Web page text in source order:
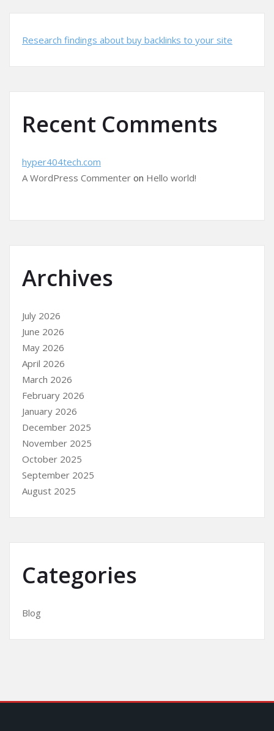
Research findings about buy backlinks to your site
Recent Comments
hyper404tech.com
A WordPress Commenter on Hello world!
Archives
July 2026
June 2026
May 2026
April 2026
March 2026
February 2026
January 2026
December 2025
November 2025
October 2025
September 2025
August 2025
Categories
Blog